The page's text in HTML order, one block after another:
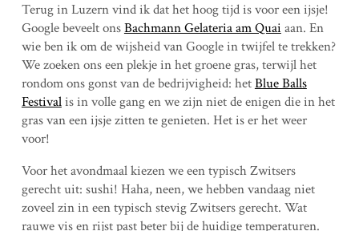
Terug in Luzern vind ik dat het hoog tijd is voor een ijsje!
Google beveelt onsBachmann Gelateria am Quai aan. En
wie ben ik om de wijsheid van Google in twijfel te trekken?
We zoeken ons een plekje in het groene gras, terwijl het
rondom ons gonst van de bedrijvigheid: hetBlue Balls
Festivalis in volle gang en we zijn niet de enigen die in het
gras van een ijsje zitten te genieten. Het is er het weer
voor!
Voor het avondmaal kiezen we een typisch Zwitsers
gerecht uit: sushi! Haha, neen, we hebben vandaag niet
zoveel zin in een typisch stevig Zwitsers gerecht. Wat
rauwe vis en rijst past beter bij de huidige temperaturen.